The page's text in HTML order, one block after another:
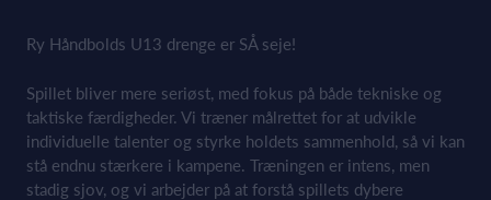
Ry Håndbolds U13 drenge er SÅ seje!
Spillet bliver mere seriøst, med fokus på både tekniske og
taktiske færdigheder. Vi træner målrettet for at udvikle
individuelle talenter og styrke holdets sammenhold, så vi kan
stå endnu stærkere i kampene. Træningen er intens, men
stadig sjov, og vi arbejder på at forstå spillets dybere